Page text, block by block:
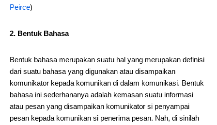
Peirce)
2. Bentuk Bahasa
Bentuk bahasa merupakan suatu hal yang merupakan definisi
dari suatu bahasa yang digunakan atau disampaikan
komunikator kepada komunikan di dalam komunikasi. Bentuk
bahasa ini sederhananya adalah kemasan suatu informasi
atau pesan yang disampaikan komunikator si penyampai
pesan kepada komunikan si penerima pesan. Nah, di sinilah